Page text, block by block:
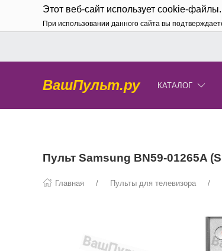
Этот веб-сайт использует cookie-файлы.
При использовании данного сайта вы
ВашПульт.ру КАТАЛОГ
Пульт Samsung BN59-01265A
Главная Пульты для телевизора